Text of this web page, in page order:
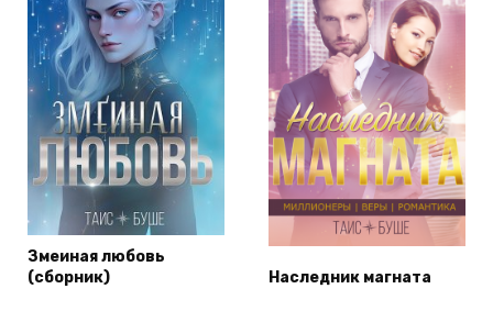
Змеиная любовь
(сборник)
Наследник магната